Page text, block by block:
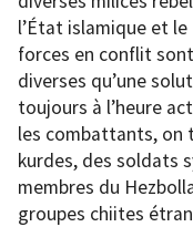
l’État islamique et
forces en conflit
diverses qu’une
toujours à l’heure
les combattants, on
kurdes, des soldats
membres du
groupes chiites